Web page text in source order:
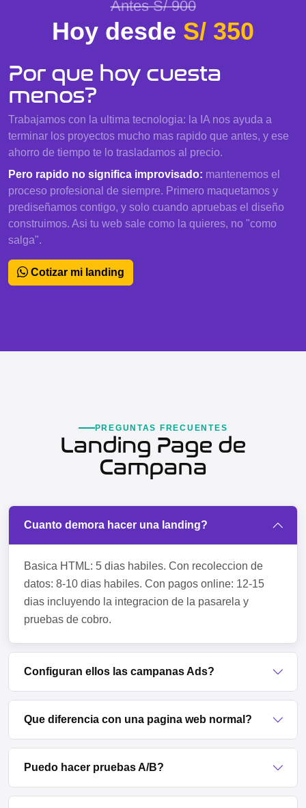
Antes S/ 900
Hoy desde S/ 350
Por que hoy cuesta
menos?
Trabajamos con la ultima tecnologia: la IA nos ayuda a
terminar los proyectos mucho mas rapido que antes, y ese
ahorro de tiempo te lo trasladamos al precio.
Pero rapido no significa improvisado: mantenemos el
proceso profesional de siempre. Primero maquetamos y
prediseñamos contigo, y solo cuando apruebas el diseño
construimos. Asi tu web sale como la quieres, no "como
salga".
Cotizar mi landing
PREGUNTAS FRECUENTES
Landing Page de
Campana
Cuanto demora hacer una landing?
Basica HTML: 5 dias habiles. Con recoleccion de
datos: 8-10 dias habiles. Con pagos online: 12-15
dias incluyendo la integracion de la pasarela y
pruebas de cobro.
Configuran ellos las campanas Ads?
Que diferencia con una pagina web normal?
Puedo hacer pruebas A/B?